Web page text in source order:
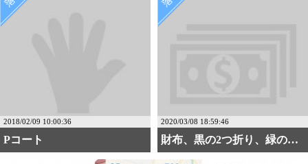
2018/02/09 10:00:36
Pコート
2020/03/08 18:59:46
財布、黒の2つ折り、緑の縁取り